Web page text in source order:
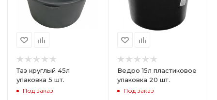
Таз круглый 45л
упаковка 5 шт.
Под заказ
Ведро 15л пластиковое
упаковка 20 шт.
Под заказ